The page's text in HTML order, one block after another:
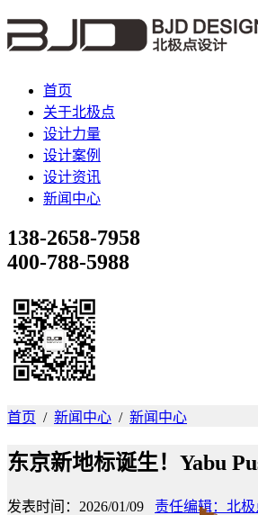
首页
关于北极点
设计力量
设计案例
设计资讯
新闻中心
138-2658-7958
400-788-5988
首页 / 新闻中心 / 新闻中心
东京新地标诞生！Yabu
发表时间：2026/01/09 责任编辑：北极